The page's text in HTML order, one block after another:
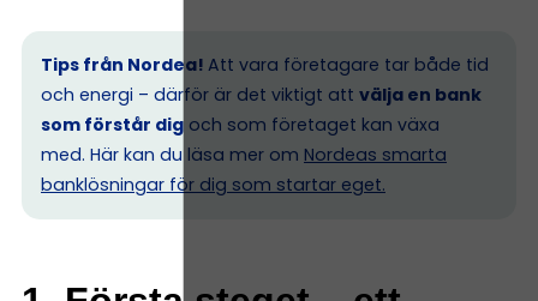
Tips från Nordea! Att vara företagare tar både tid
och energi – därför är det viktigt att välja en bank
som förstår dig och som företaget kan växa
med. Här kan du läsa mer om Nordeas smarta
banklösningar för dig som startar eget.